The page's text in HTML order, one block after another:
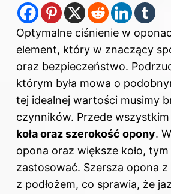
Optymalne ciśnienie w
element, który w znaczący
oraz bezpieczeństwo.
którym była mowa o
tej idealnej wartości musimy
czynników. Przede
koła oraz szerokość opony.
opona oraz większe koło,
zastosować. Szersza opona
z podłożem, co sprawia, że